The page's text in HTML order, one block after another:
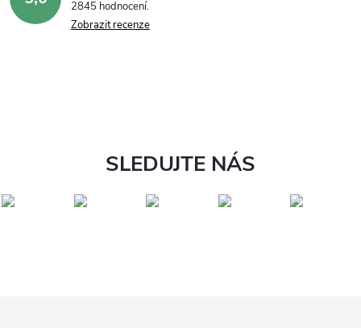
2845 hodnocení
Zobrazit recenze
SLEDUJTE NÁS